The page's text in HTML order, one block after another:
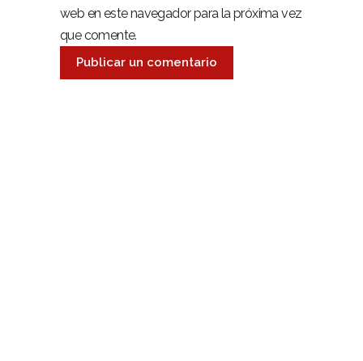
web en este navegador para la próxima vez
que comente.